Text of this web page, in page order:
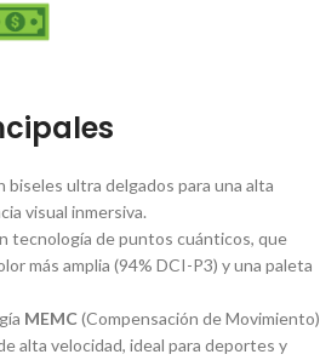
biseles ultra delgados para una alta
visual inmersiva.
tecnología de puntos cuánticos, que
más amplia (94% DCI-P3) y una paleta
MEMC (Compensación de Movimiento)
alta velocidad, ideal para deportes y